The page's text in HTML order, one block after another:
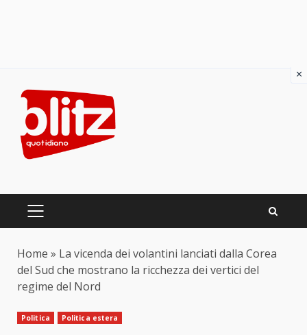
content
PRIMARY
Home » La vicenda dei volantini lanciati dalla Corea
del Sud che mostrano la ricchezza dei vertici del
regime del Nord
Politica Politica estera
×